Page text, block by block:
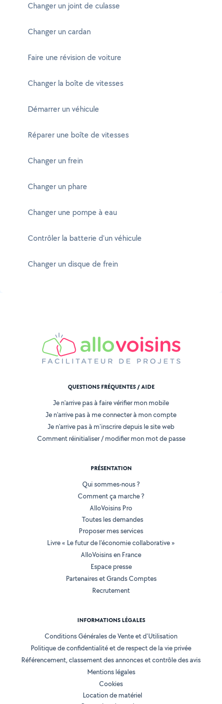
Changer un joint de culasse
Changer un cardan
Faire une révision de voiture
Changer la boîte de vitesses
Démarrer un véhicule
Réparer une boîte de vitesses
Changer un frein
Changer un phare
Changer une pompe à eau
Contrôler la batterie d'un véhicule
Changer un disque de frein
QUESTIONS FRÉQUENTES / AIDE
Je n'arrive pas à faire vérifier mon mobile
Je n'arrive pas à me connecter à mon compte
Je n'arrive pas à m'inscrire depuis le site web
Comment réinitialiser / modifier mon mot de passe
PRÉSENTATION
Qui sommes-nous ?
Comment ça marche ?
AlloVoisins Pro
Toutes les demandes
Proposer mes services
Livre « Le futur de l'économie collaborative »
AlloVoisins en France
Espace presse
Partenaires et Grands Comptes
Recrutement
INFORMATIONS LÉGALES
Conditions Générales de Vente et d'Utilisation
Politique de confidentialité et de respect de la vie privée
Référencement, classement des annonces et contrôle des avis
Mentions légales
Cookies
Location de matériel